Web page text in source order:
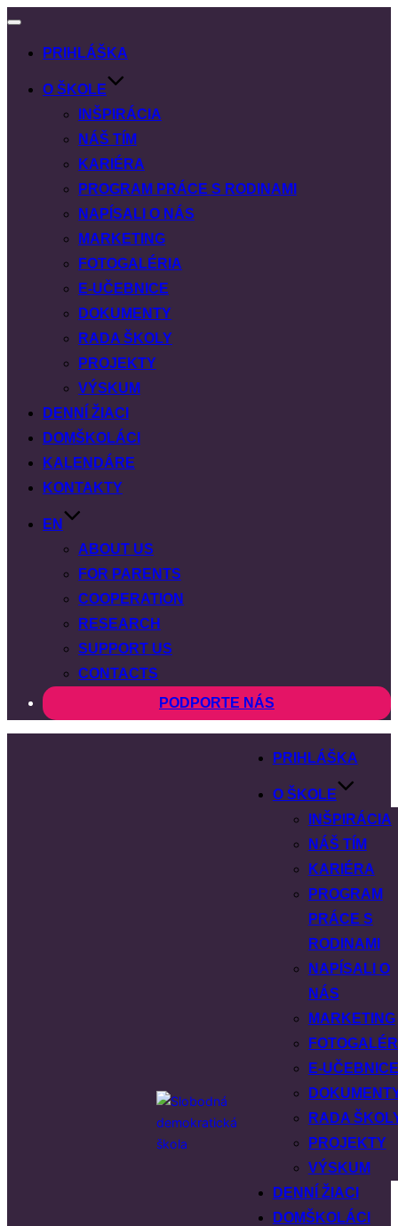
PRIHLÁŠKA
O ŠKOLE
INŠPIRÁCIA
NÁŠ TÍM
KARIÉRA
PROGRAM PRÁCE S RODINAMI
NAPÍSALI O NÁS
MARKETING
FOTOGALÉRIA
E-UČEBNICE
DOKUMENTY
RADA ŠKOLY
PROJEKTY
VÝSKUM
DENNÍ ŽIACI
DOMŠKOLÁCI
KALENDÁRE
KONTAKTY
EN
ABOUT US
FOR PARENTS
COOPERATION
RESEARCH
SUPPORT US
CONTACTS
PODPORTE NÁS
PRIHLÁŠKA
O ŠKOLE
INŠPIRÁCIA
NÁŠ TÍM
KARIÉRA
PROGRAM
PRÁCE S
RODINAMI
NAPÍSALI O
NÁS
MARKETING
E-UČEBNICE
RADA
PROJEKTY
VÝSKUM
DENNÍ ŽIACI
DOMŠKOLÁCI